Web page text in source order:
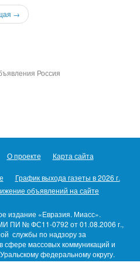
→
Россия
О проекте Карта сайта
График выхода газеты в 2026 г.
объявлений на сайте
издание «Евразия. Миасс».
ПИ № ФС11-0792 от 01.08.2006 г.,
службы по надзору за
сфере массовых коммуникаций и
федеральному округу.
детей старше 16 лет.